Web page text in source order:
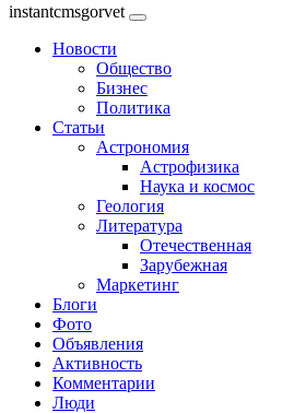
instantcmsgorvet
Новости
Общество
Бизнес
Политика
Статьи
Астрономия
Астрофизика
Наука и космос
Геология
Литература
Отечественная
Зарубежная
Маркетинг
Блоги
Фото
Объявления
Активность
Комментарии
Люди